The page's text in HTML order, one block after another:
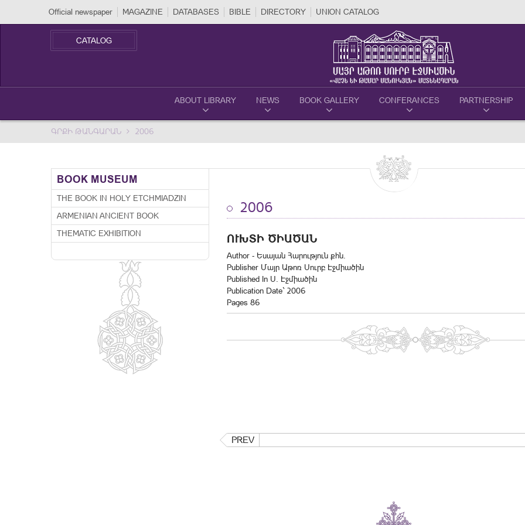
Official newspaper MAGAZINE DATABASES BIBLE DIRECTORY UNION CATALOG
CATALOG
ABOUT LIBRARY NEWS BOOK GALLERY CONFERANCES PARTNERSHIP
ԳՐՔԻ ԹԱՆԳԱՐԱՆ 2006
BOOK MUSEUM
THE BOOK IN HOLY ETCHMIADZIN
ARMENIAN ANCIENT BOOK
THEMATIC EXHIBITION
2006
ՈՒԽՏԻ ԾԻԱԾԱՆ
Author - Եսայան Հարություն քհն.
Publisher Մայր Աթոռ Սուրբ Էջմիածին
Published In Ս. Էջմիածին
Publication Date` 2006
Pages 86
PREV